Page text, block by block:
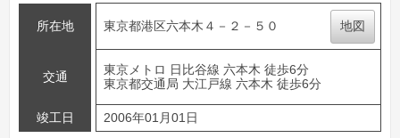
所在地 東京都港区六本木４－２－５０ 地図
交通
東京メトロ 日比谷線 六本木 徒歩6分
東京都交通局 大江戸線 六本木 徒歩6分
竣工日 2006年01月01日